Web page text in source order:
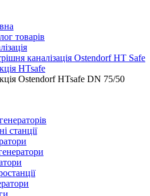
товарів
каналізація Ostendorf HT Safe
HTsafe
Ostendorf HTsafe DN 75/50
станції